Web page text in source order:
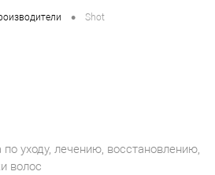
• Shot
по уходу, лечению, восстановлению,
волос